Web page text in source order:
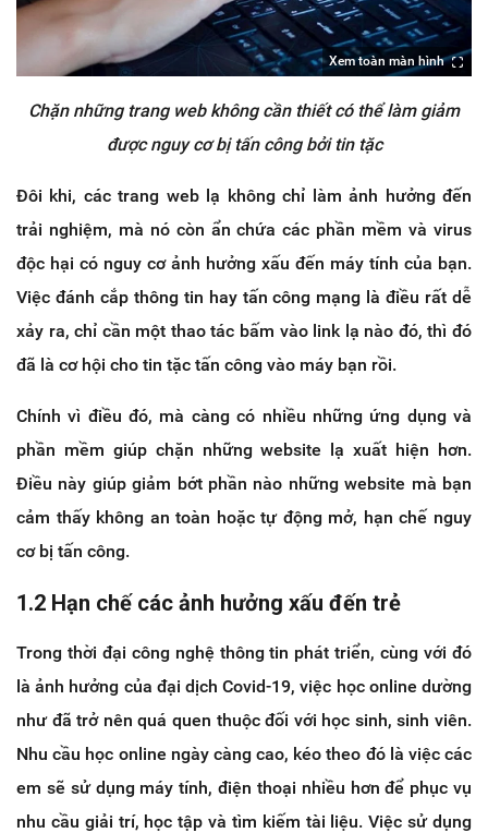
Xem toàn màn hình
Chặn những trang web không cần thiết có thể làm giảm
được nguy cơ bị tấn công bởi tin tặc
Đôi khi, các trang web lạ không chỉ làm ảnh hưởng đến
trải nghiệm, mà nó còn ẩn chứa các phần mềm và virus
độc hại có nguy cơ ảnh hưởng xấu đến máy tính của bạn.
Việc đánh cắp thông tin hay tấn công mạng là điều rất dễ
xảy ra, chỉ cần một thao tác bấm vào link lạ nào đó, thì đó
đã là cơ hội cho tin tặc tấn công vào máy bạn rồi.
Chính vì điều đó, mà càng có nhiều những ứng dụng và
phần mềm giúp chặn những website lạ xuất hiện hơn.
Điều này giúp giảm bớt phần nào những website mà bạn
cảm thấy không an toàn hoặc tự động mở, hạn chế nguy
cơ bị tấn công.
1.2 Hạn chế các ảnh hưởng xấu đến trẻ
Trong thời đại công nghệ thông tin phát triển, cùng với đó
là ảnh hưởng của đại dịch Covid-19, việc học online dường
như đã trở nên quá quen thuộc đối với học sinh, sinh viên.
Nhu cầu học online ngày càng cao, kéo theo đó là việc các
em sẽ sử dụng máy tính, điện thoại nhiều hơn để phục vụ
nhu cầu giải trí, học tập và tìm kiếm tài liệu. Việc sử dụng